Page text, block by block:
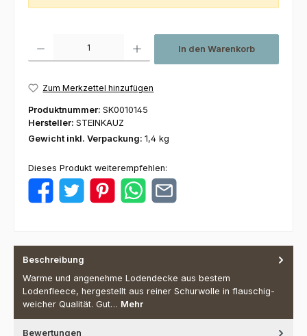
In den Warenkorb
Zum Merkzettel hinzufügen
Produktnummer: SK0010145
Hersteller: STEINKAUZ
Gewicht inkl. Verpackung: 1,4 kg
Dieses Produkt weiterempfehlen:
Beschreibung
Warme und angenehme Lodendecke aus bestem
Lodenfleece, hergestellt aus reiner Schurwolle in flauschig-
weicher Qualität. Gut… Mehr
Bewertungen